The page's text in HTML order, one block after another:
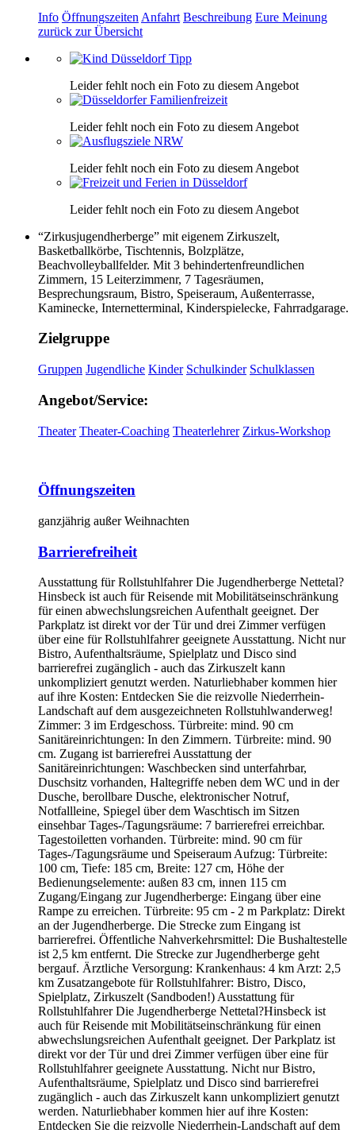
Info Öffnungszeiten Anfahrt Beschreibung Eure Meinung
zurück zur Übersicht
Leider fehlt noch ein Foto zu diesem Angebot
Leider fehlt noch ein Foto zu diesem Angebot
Leider fehlt noch ein Foto zu diesem Angebot
Leider fehlt noch ein Foto zu diesem Angebot
“Zirkusjugendherberge” mit eigenem Zirkuszelt,
Basketballkörbe, Tischtennis, Bolzplätze,
Beachvolleyballfelder. Mit 3 behindertenfreundlichen
Zimmern, 15 Leiterzimmenr, 7 Tagesräumen,
Besprechungsraum, Bistro, Speiseraum, Außenterrasse,
Kaminecke, Internetterminal, Kinderspielecke, Fahrradgarage.
Zielgruppe
Gruppen Jugendliche Kinder Schulkinder Schulklassen
Angebot/Service:
Theater Theater-Coaching Theaterlehrer Zirkus-Workshop
Öffnungszeiten
ganzjährig außer Weihnachten
Barrierefreiheit
Ausstattung für Rollstuhlfahrer Die Jugendherberge Nettetal?
Hinsbeck ist auch für Reisende mit Mobilitätseinschränkung
für einen abwechslungsreichen Aufenthalt geeignet. Der
Parkplatz ist direkt vor der Tür und drei Zimmer verfügen
über eine für Rollstuhlfahrer geeignete Ausstattung. Nicht nur
Bistro, Aufenthaltsräume, Spielplatz und Disco sind
barrierefrei zugänglich - auch das Zirkuszelt kann
unkompliziert genutzt werden. Naturliebhaber kommen hier
auf ihre Kosten: Entdecken Sie die reizvolle Niederrhein-
Landschaft auf dem ausgezeichneten Rollstuhlwanderweg!
Zimmer: 3 im Erdgeschoss. Türbreite: mind. 90 cm
Sanitäreinrichtungen: In den Zimmern. Türbreite: mind. 90
cm. Zugang ist barrierefrei Ausstattung der
Sanitäreinrichtungen: Waschbecken sind unterfahrbar,
Duschsitz vorhanden, Haltegriffe neben dem WC und in der
Dusche, berollbare Dusche, elektronischer Notruf,
Notfallleine, Spiegel über dem Waschtisch im Sitzen
einsehbar Tages-/Tagungsräume: 7 barrierefrei erreichbar.
Tagestoiletten vorhanden. Türbreite: mind. 90 cm für
Tages-/Tagungsräume und Speiseraum Aufzug: Türbreite:
100 cm, Tiefe: 185 cm, Breite: 127 cm, Höhe der
Bedienungselemente: außen 83 cm, innen 115 cm
Zugang/Eingang zur Jugendherberge: Eingang über eine
Rampe zu erreichen. Türbreite: 95 cm - 2 m Parkplatz: Direkt
an der Jugendherberge. Die Strecke zum Eingang ist
barrierefrei. Öffentliche Nahverkehrsmittel: Die Bushaltestelle
ist 2,5 km entfernt. Die Strecke zur Jugendherberge geht
bergauf. Ärztliche Versorgung: Krankenhaus: 4 km Arzt: 2,5
km Zusatzangebote für Rollstuhlfahrer: Bistro, Disco,
Spielplatz, Zirkuszelt (Sandboden!) Ausstattung für
Rollstuhlfahrer Die Jugendherberge Nettetal?Hinsbeck ist
auch für Reisende mit Mobilitätseinschränkung für einen
abwechslungsreichen Aufenthalt geeignet. Der Parkplatz ist
direkt vor der Tür und drei Zimmer verfügen über eine für
Rollstuhlfahrer geeignete Ausstattung. Nicht nur Bistro,
Aufenthaltsräume, Spielplatz und Disco sind barrierefrei
zugänglich - auch das Zirkuszelt kann unkompliziert genutzt
werden. Naturliebhaber kommen hier auf ihre Kosten:
Entdecken Sie die reizvolle Niederrhein-Landschaft auf dem